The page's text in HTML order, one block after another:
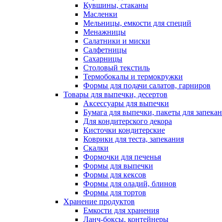
Кувшины, стаканы
Масленки
Мельницы, емкости для специй
Менажницы
Салатники и миски
Салфетницы
Сахарницы
Столовый текстиль
Термобокалы и термокружки
Формы для подачи салатов, гарниров
Товары для выпечки, десертов
Аксессуары для выпечки
Бумага для выпечки, пакеты для
Для кондитерского декора
Кисточки кондитерские
Коврики для теста, запекания
Скалки
Формочки для печенья
Формы для выпечки
Формы для кексов
Формы для оладий, блинов
Формы для тортов
Хранение продуктов
Емкости для хранения
Ланч-боксы, контейнеры